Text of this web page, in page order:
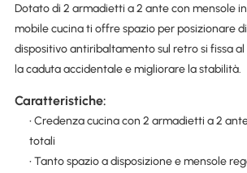
Dotato di 2 armadietti a 2 ante con mensole
mobile cucina ti offre spazio per posizionare
dispositivo antiribaltamento sul retro si fissa
la caduta accidentale e migliorare la stabilità.
Caratteristiche:
• Credenza cucina con 2 armadietti a 2
totali
• Tanto spazio a disposizione e mensole